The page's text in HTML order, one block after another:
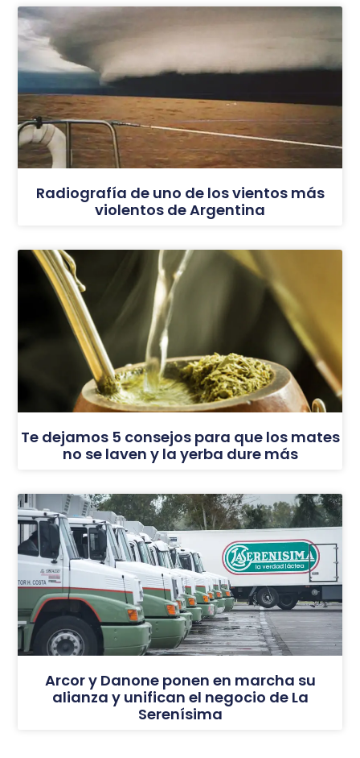
Radiografía de uno de los vientos más
violentos de Argentina
Te dejamos 5 consejos para que los mates
no se laven y la yerba dure más
Arcor y Danone ponen en marcha su
alianza y unifican el negocio de La
Serenísima